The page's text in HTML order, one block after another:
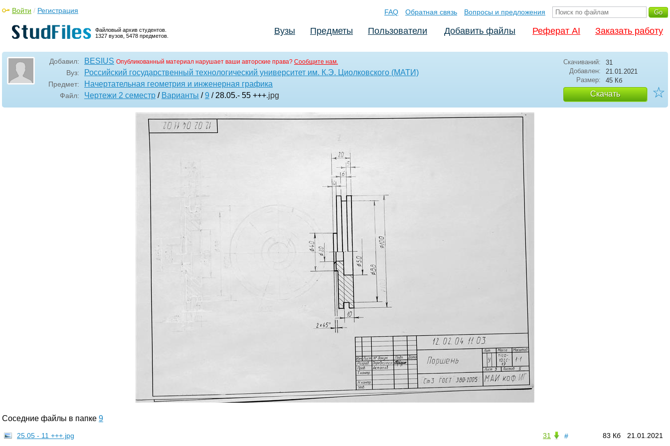
Файловый архив студентов.
1327 вузов, 5478 предметов.
Войти / Регистрация FAQ Обратная связь Вопросы и предложения
Вузы Предметы Пользователи Добавить файлы Реферат AI Заказать работу
Добавил: BESIUS Опубликованный материал нарушает ваши авторские права? Сообщите нам.
Вуз: Российский государственный технологический университет им. К.Э. Циолковского (МАТИ)
Предмет: Начертательная геометрия и инженерная графика
Файл: Чертежи 2 семестр / Варианты /9 / 28.05.- 55 +++.jpg
Скачиваний:
31
Добавлен:
21.01.2021
Размер:
45 Кб
Скачать ☆
Соседние файлы в папке 9
# 21.01.2021
83 Кб
31
25.05 - 11 +++.jpg